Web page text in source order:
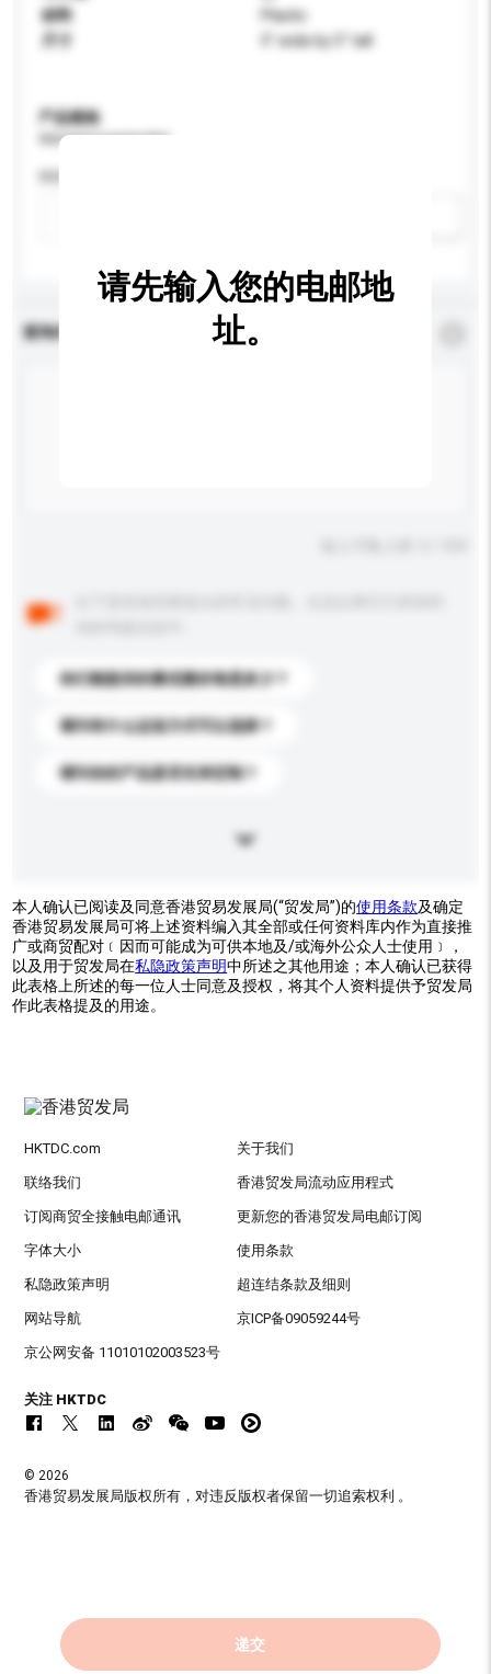
材料
Plastic
5" wide by 5" tall
产品规格
请提供您对产品的特定要求。
查询内容
你们能提供的最优惠价格是多少？
请问有什么运送方式可以选择？
请问你的产品是否支持定制？
请先输入您的电邮地
址。
本人确认已阅读及同意香港贸易发展局(“贸发局”)的使用条款及确定
香港贸易发展局可将上述资料编入其全部或任何资料库内作为直接推
广或商贸配对﹝因而可能成为可供本地及/或海外公众人士使用﹞，
以及用于贸发局在私隐政策声明中所述之其他用途；本人确认已获得
此表格上所述的每一位人士同意及授权，将其个人资料提供予贸发局
作此表格提及的用途。
递交
HKTDC.com 关于我们
联络我们 香港贸发局流动应用程式
订阅商贸全接触电邮通讯 更新您的香港贸发局电邮订阅
字体大小 使用条款
私隐政策声明 超连结条款及细则
网站导航 京ICP备09059244号
京公网安备 11010102003523号
关注 HKTDC
© 2026
香港贸易发展局版权所有，对违反版权者保留一切追索权利 。